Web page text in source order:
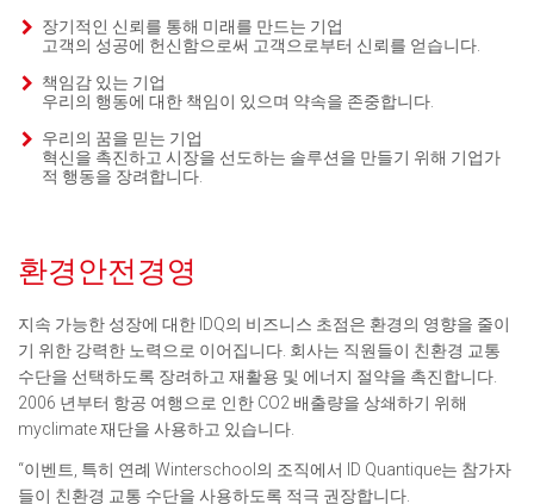
장기적인 신뢰를 통해 미래를 만드는 기업
고객의 성공에 헌신함으로써 고객으로부터 신뢰를 얻습니다.
책임감 있는 기업
우리의 행동에 대한 책임이 있으며 약속을 존중합니다.
우리의 꿈을 믿는 기업
혁신을 촉진하고 시장을 선도하는 솔루션을 만들기 위해 기업가
적 행동을 장려합니다.
환경안전경영
지속 가능한 성장에 대한 IDQ의 비즈니스 초점은 환경의 영향을 줄이
기 위한 강력한 노력으로 이어집니다. 회사는 직원들이 친환경 교통
수단을 선택하도록 장려하고 재활용 및 에너지 절약을 촉진합니다.
2006 년부터 항공 여행으로 인한 CO2 배출량을 상쇄하기 위해
myclimate 재단을 사용하고 있습니다.
“이벤트, 특히 연례 Winterschool의 조직에서 ID Quantique는 참가자
들이 친환경 교통 수단을 사용하도록 적극 권장합니다.